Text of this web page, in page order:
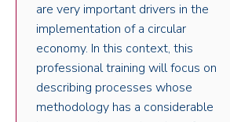
are very important drivers in the
implementation of a circular
economy. In this context, this
professional training will focus on
describing processes whose
methodology has a considerable